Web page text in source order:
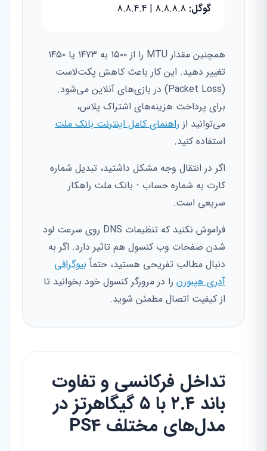
گوگل:
همچنین مقدار MTU را از ۱۵۰۰ به ۱۴۷۳ یا ۱۴۵۰
تغییر دهید. این کار باعث کاهش پکت‌لاست
(Packet Loss) در بازی‌های آنلاین می‌شود.
برای پرداخت هزینه‌های اشتراک پلاس،
می‌توانید از راهنمای کامل اینترنت بانک ملت
استفاده کنید.
اگر در انتقال وجه مشکل داشتید، تبدیل شماره
کارت به شماره حساب - بانک ملت راهکار
سریعی است.
فراموش نکنید که تنظیمات DNS روی سرعت لود
شدن صفحات وب کنسول هم تاثیر دارد. اگر به
دنبال مطالب تفریحی هستید، حتماً بیوگرافی
آدری هپبورن را در مرورگر کنسول خود بخوانید تا
از کیفیت اتصال مطمئن شوید.
تداخل فرکانسی و تفاوت
باند ۲.۴ با ۵ گیگاهرتز در
مدل‌های مختلف PS4